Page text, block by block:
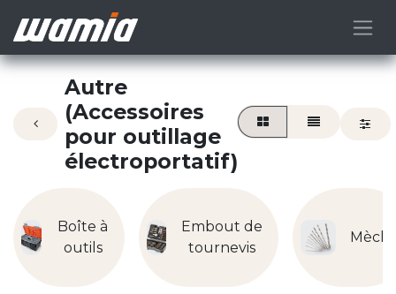
Autre
(Accessoires
pour outillage
électroportatif)
Boîte à
outils
Embout de
tournevis